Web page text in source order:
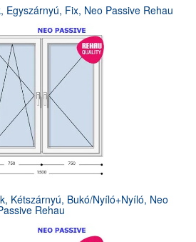
Egyszárnyú, Fix, Neo Passive Rehau
Kétszárnyú, Bukó/Nyíló+Nyíló, Neo
Rehau